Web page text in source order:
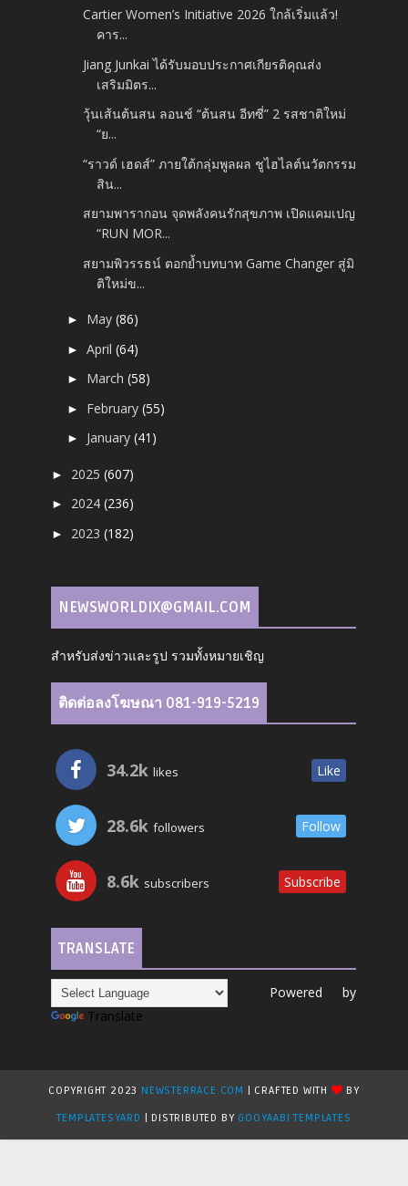
Cartier Women’s Initiative 2026 ใกล้เริ่มแล้ว!
คาร...
Jiang Junkai ได้รับมอบประกาศเกียรติคุณส่ง
เสริมมิตร...
วุ้นเส้นต้นสน ลอนช์ “ต้นสน อีทซี่” 2 รสชาติใหม่
“ย...
“ราวด์ เฮดส์” ภายใต้กลุ่มพูลผล ชูไฮไลต์นวัตกรรม
สิน...
สยามพารากอน จุดพลังคนรักสุขภาพ เปิดแคมเปญ
“RUN MOR...
สยามพิวรรธน์ ตอกย้ำบทบาท Game Changer สู่มิ
ติใหม่ข...
► May(86)
►April(64)
► March(58)
► February(55)
► January(41)
► 2025(607)
► 2024(236)
► 2023(182)
NEWSWORLDIX@GMAIL.COM
สำหรับส่งข่าวและรูป รวมทั้งหมายเชิญ
ติดต่อลงโฆษณา 081-919-5219
34.2k likes Like
28.6k followers Follow
8.6k subscribers Subscribe
TRANSLATE
Powered by
Translate
COPYRIGHT 2023 NEWSTERRACE.COM | CRAFTED WITH
BY
TEMPLATESYARD | DISTRIBUTED BY GOOYAABI TEMPLATES